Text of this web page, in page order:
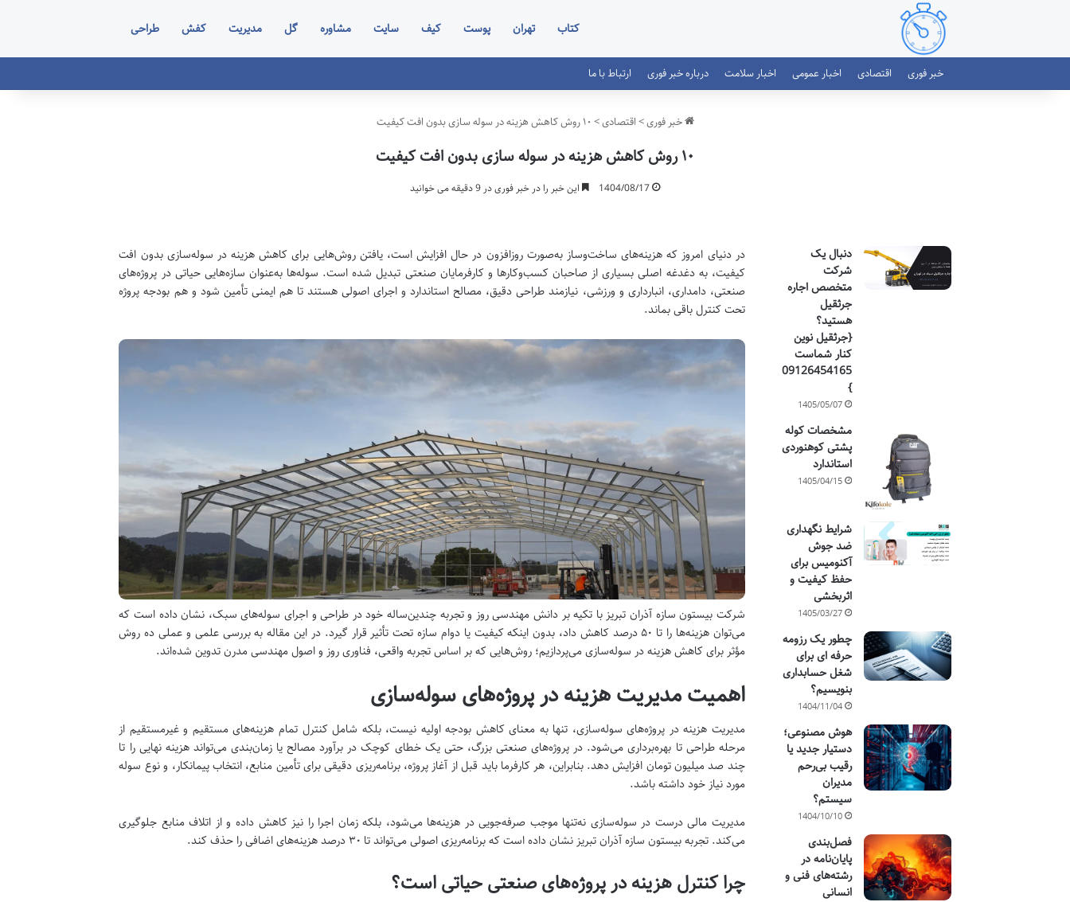
کتاب تهران پوست کیف سایت مشاوره گل مدیریت کفش طراحی
خبر فوری اقتصادی اخبار عمومی اخبار سلامت درباره خبر فوری ارتباط با ما
خبر فوری> اقتصادی> ۱۰ روش کاهش هزینه در سوله سازی بدون افت کیفیت
۱۰ روش کاهش هزینه در سوله سازی بدون افت کیفیت
1404/08/17 این خبر را در خبر فوری در 9 دقیقه می خوانید
در دنیای امروز که هزینه‌های ساخت‌وساز به‌صورت روزافزون در حال افزایش است، یافتن روش‌هایی برای کاهش هزینه در سوله‌سازی بدون افت
کیفیت، به دغدغه اصلی بسیاری از صاحبان کسب‌وکارها و کارفرمایان صنعتی تبدیل شده است. سوله‌ها به‌عنوان سازه‌هایی حیاتی در پروژه‌های
صنعتی، دامداری، انبارداری و ورزشی، نیازمند طراحی دقیق، مصالح استاندارد و اجرای اصولی هستند تا هم ایمنی تأمین شود و هم بودجه پروژه
تحت کنترل باقی بماند.
شرکت بیستون سازه آذران تبریز با تکیه بر دانش مهندسی روز و تجربه چندین‌ساله خود در طراحی و اجرای سوله‌های سبک، نشان داده است که
می‌توان هزینه‌ها را تا ۵۰ درصد کاهش داد، بدون اینکه کیفیت یا دوام سازه تحت تأثیر قرار گیرد. در این مقاله به بررسی علمی و عملی ده روش
مؤثر برای کاهش هزینه در سوله‌سازی می‌پردازیم؛ روش‌هایی که بر اساس تجربه واقعی، فناوری روز و اصول مهندسی مدرن تدوین شده‌اند.
اهمیت مدیریت هزینه در پروژه‌های سوله‌سازی
مدیریت هزینه در پروژه‌های سوله‌سازی، تنها به معنای کاهش بودجه اولیه نیست، بلکه شامل کنترل تمام هزینه‌های مستقیم و غیرمستقیم از
مرحله طراحی تا بهره‌برداری می‌شود. در پروژه‌های صنعتی بزرگ، حتی یک خطای کوچک در برآورد مصالح یا زمان‌بندی می‌تواند هزینه نهایی را تا
چند صد میلیون تومان افزایش دهد. بنابراین، هر کارفرما باید قبل از آغاز پروژه، برنامه‌ریزی دقیقی برای تأمین منابع، انتخاب پیمانکار، و نوع سوله
مورد نیاز خود داشته باشد.
مدیریت مالی درست در سوله‌سازی نه‌تنها موجب صرفه‌جویی در هزینه‌ها می‌شود، بلکه زمان اجرا را نیز کاهش داده و از اتلاف منابع جلوگیری
می‌کند. تجربه بیستون سازه آذران تبریز نشان داده است که برنامه‌ریزی اصولی می‌تواند تا ۳۰ درصد هزینه‌های اضافی را حذف کند.
چرا کنترل هزینه در پروژه‌های صنعتی حیاتی است؟
دنبال یک
شرکت
متخصص اجاره
جرثقیل
هستید؟
{جرثقیل نوین
کنار شماست
09126454165
}
1405/05/07
مشخصات کوله
پشتی کوهنوردی
استاندارد
1405/04/15
شرایط نگهداری
ضد جوش
آکنومیس برای
حفظ کیفیت و
اثربخشی
1405/03/27
چطور یک رزومه
حرفه ای برای
شغل حسابداری
بنویسیم؟
1404/11/04
هوش مصنوعی؛
دستیار جدید یا
رقیب بی‌رحم
مدیران
سیستم؟
1404/10/10
فصل‌بندی
پایان‌نامه در
رشته‌های فنی و
انسانی